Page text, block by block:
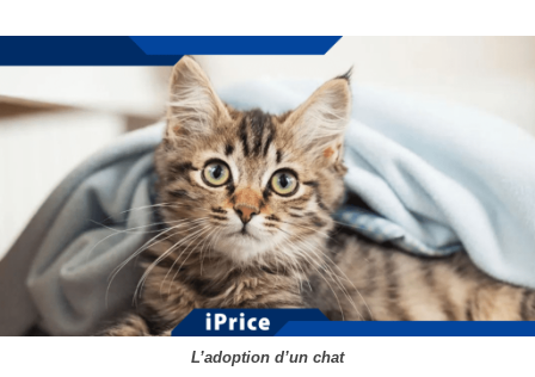
L’adoption d’un chat